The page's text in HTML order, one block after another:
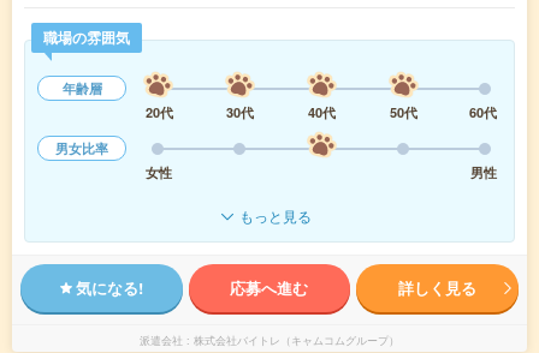
職場の雰囲気
年齢層
20代
30代 40代 50代
60代
男女比率
女性
男性
もっと見る
気になる! 応募へ進む 詳しく見る
派遣会社 株式会社バイトレ（キャムコムグループ）